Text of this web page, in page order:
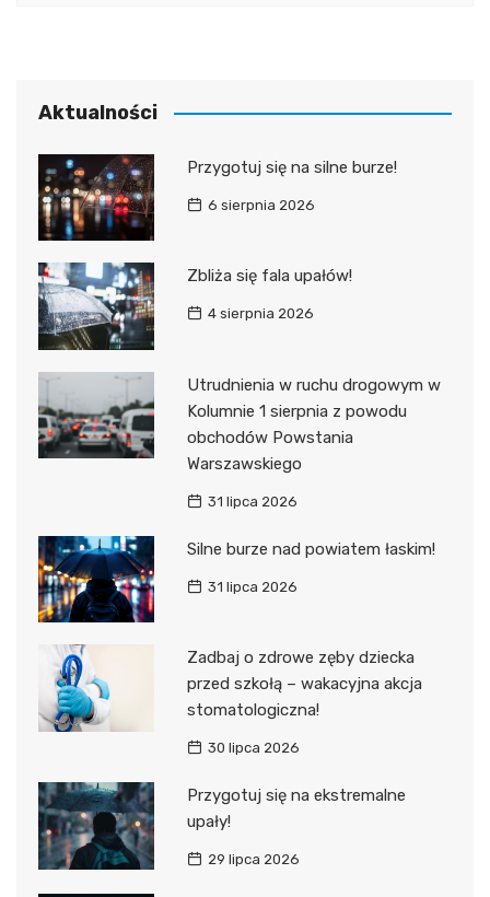
Aktualności
Przygotuj się na silne burze!
6 sierpnia 2026
Zbliża się fala upałów!
4 sierpnia 2026
Utrudnienia w ruchu drogowym w
Kolumnie 1 sierpnia z powodu
obchodów Powstania
Warszawskiego
31 lipca 2026
Silne burze nad powiatem łaskim!
31 lipca 2026
Zadbaj o zdrowe zęby dziecka
przed szkołą – wakacyjna akcja
stomatologiczna!
30 lipca 2026
Przygotuj się na ekstremalne
upały!
29 lipca 2026